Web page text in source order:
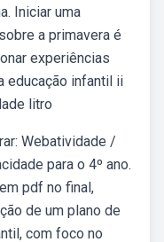
Iniciar uma
a primavera é
experiências
educação infantil ii
litro
Webatividade /
para o 4º ano.
pdf no final,
de um plano de
com foco no